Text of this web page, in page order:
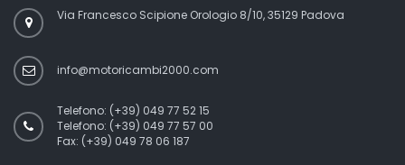
Via Francesco Scipione Orologio 8/10, 35129 Padova
info@motoricambi2000.com
Telefono: (+39) 049 77 52 15
Telefono: (+39) 049 77 57 00
Fax: (+39) 049 78 06 187